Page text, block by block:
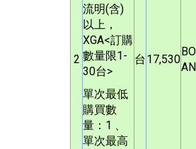
2
流明(含)
以上，
XGA<訂購
數量限1-
30台>
單次最低
購買數
量：1 、
單次最高
台 17,530